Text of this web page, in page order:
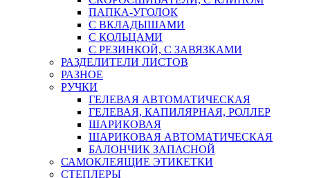
ПАПКА-УГОЛОК
С ВКЛАДЫШАМИ
С КОЛЬЦАМИ
С РЕЗИНКОЙ, С ЗАВЯЗКАМИ
РАЗДЕЛИТЕЛИ ЛИСТОВ
РАЗНОЕ
РУЧКИ
ГЕЛЕВАЯ АВТОМАТИЧЕСКАЯ
ГЕЛЕВАЯ, КАПИЛЯРНАЯ, РОЛЛЕР
ШАРИКОВАЯ
ШАРИКОВАЯ АВТОМАТИЧЕСКАЯ
БАЛОНЧИК ЗАПАСНОЙ
САМОКЛЕЯЩИЕ ЭТИКЕТКИ
СТЕПЛЕРЫ